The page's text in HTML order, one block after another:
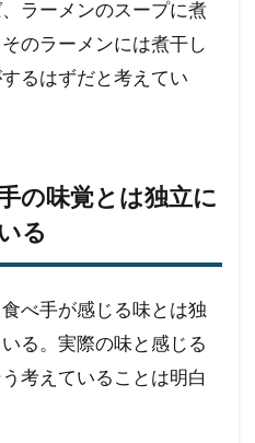
ラーメンのスープに煮
のラーメンには煮干し
るはずだと考えてい
の味覚とは独立に
る
べ手が感じる味とは独
る。実際の味と感じる
考えていることは明白